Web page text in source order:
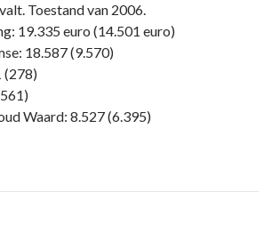
Toestand van 2006.
19.335 euro (14.501 euro)
18.587 (9.570)
(278)
Waard: 8.527 (6.395)